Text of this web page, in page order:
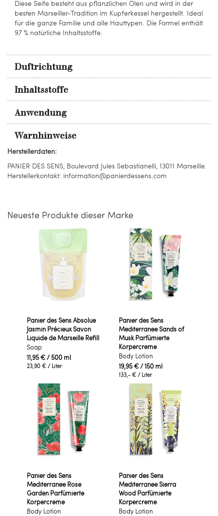
Diese Seife besteht aus pflanzlichen Ölen und wird in der
besten Marseiller-Tradition im Kupferkessel hergestellt. Ideal
für die ganze Familie und alle Hauttypen. Die Formel enthält
97 % natürliche Inhaltsstoffe.
Duftrichtung
Inhaltsstoffe
Anwendung
Warnhinweise
Herstellerdaten:
PANIER DES SENS, Boulevard Jules Sebastianelli, 13011 Marseille.
Herstellerkontakt: information@panierdessens.com
Neueste Produkte dieser Marke
Panier des Sens Absolue
Jasmin Précieux Savon
Liquide de Marseille Refill
Soap
11,95 €/ 500 ml
23,90 € / Liter
Panier des Sens
Mediterranee Sands of
Musk Parfümierte
Körpercreme
Body Lotion
19,95 €/ 150 ml
133,- € / Liter
Panier des Sens
Mediterranee Rose
Garden Parfümierte
Körpercreme
Body Lotion
Panier des Sens
Mediterranee Sierra
Wood Parfümierte
Körpercreme
Body Lotion